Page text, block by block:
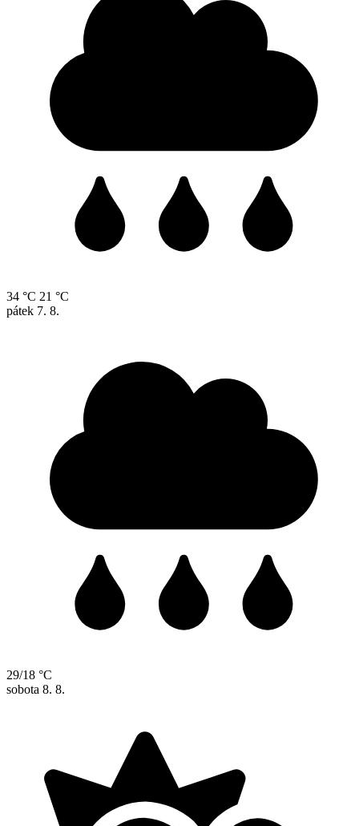
34 °C 21 °C
pátek 7. 8.
29/18 °C
sobota 8. 8.